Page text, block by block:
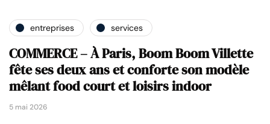
entreprises services
COMMERCE – À Paris, Boom Boom Villette
fête ses deux ans et conforte son modèle
mêlant food court et loisirs indoor
5 mai 2026